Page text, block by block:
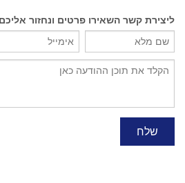
ליצירת קשר השאירו פרטים ונחזור